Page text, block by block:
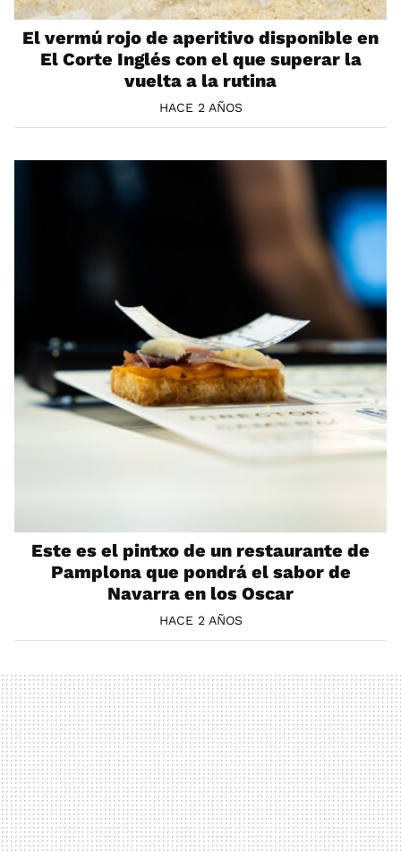
El vermú rojo de aperitivo disponible en
El Corte Inglés con el que superar la
vuelta a la rutina
HACE 2 AÑOS
Este es el pintxo de un restaurante de
Pamplona que pondrá el sabor de
Navarra en los Oscar
HACE 2 AÑOS